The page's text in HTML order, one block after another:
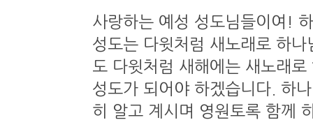
사랑하는 예성 성도님들이여!
성도는 다윗처럼 새노래로 하
도 다윗처럼 새해에는 새노래
성도가 되어야 하겠습니다. 하
히 알고 계시며 영원토록